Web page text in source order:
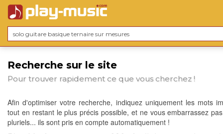
Recherche sur le site
Pour trouver rapidement ce que vous cherchez !
Afin d'optimiser votre recherche, indiquez uniquement les mots
tout en restant le plus précis possible, et ne vous embarrassez
pluriels... ils sont pris en compte automatiquement !